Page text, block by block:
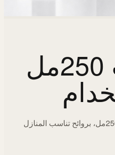
اختيارات 250مل
مجموعة متنوعة من زيوت 250مل، بروائح تناسب المنازل